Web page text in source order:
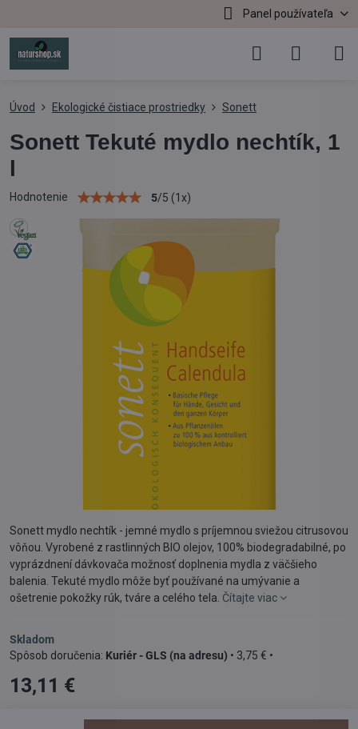
Panel používateľa
Úvod Ekologické čistiace prostriedky Sonett
Sonett Tekuté mydlo nechtík, 1
l
Hodnotenie 5/5 (1x)
Sonett mydlo nechtík - jemné mydlo s príjemnou sviežou citrusovou
vôňou. Vyrobené z rastlinných BIO olejov, 100% biodegradabilné, po
vyprázdnení dávkovača možnosť doplnenia mydla z väčšieho
balenia. Tekuté mydlo môže byť používané na umývanie a
ošetrenie pokožky rúk, tváre a celého tela. Čítajte viac
Skladom
Kuriér - GLS (na adresu) • 3,75 € •
13,11 €